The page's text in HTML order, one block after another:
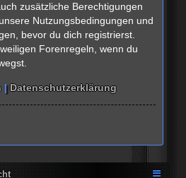
zusätzliche Berechtigungen
Nutzungsbedingungen und
bevor du dich registrierst.
Forenregeln, wenn du
|Datenschutzerklärung